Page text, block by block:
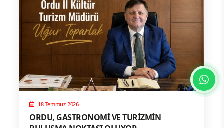
18 Temmuz 2026
ORDU, GASTRONOMİ VE TURİZMİN